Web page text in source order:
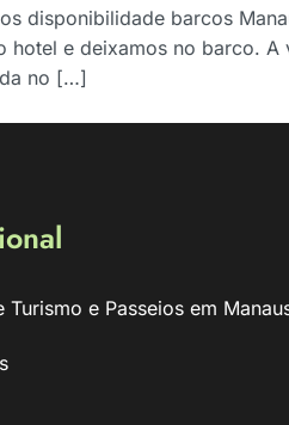
disponibilidade barcos
hotel e deixamos no barco.
no […]
Turismo e Passeios em